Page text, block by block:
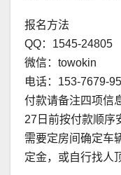
报名方法
QQ：1545-24805
微信：towokin
电话：153-7679-
付款请备注四项信
27日前按付款顺序
需要定房间确定车
定金，或自行找人